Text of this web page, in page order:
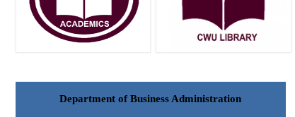
Department of Business Administration